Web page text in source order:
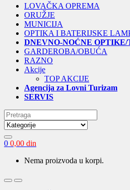
LOVAČKA OPREMA
ORUŽJE
MUNICIJA
OPTIKA I BATERIJSKE
DNEVNO-NOĆNE
GARDEROBA/OBUĆA
RAZNO
Akcije
TOP AKCIJE
Agencija za Lovni Turizam
SERVIS
Search
for:
0 0,00 din
Nema proizvoda u korpi.
OpenClose